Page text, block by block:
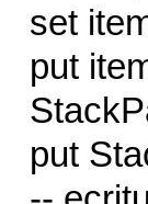
set
put
put